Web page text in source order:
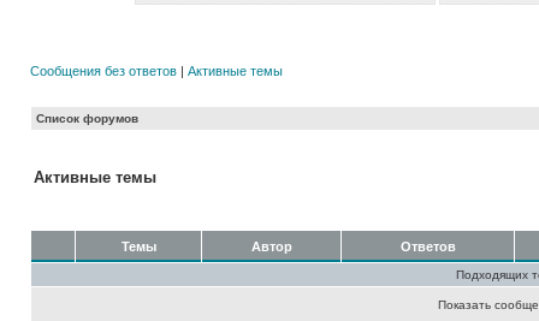
Сообщения без ответов | Активные темы
Список форумов
Активные темы
Темы Автор Ответов
Подходящих
Показать